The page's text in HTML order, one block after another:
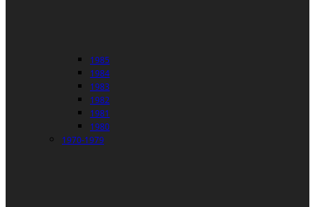
1985
1984
1983
1982
1981
1980
1970-1979